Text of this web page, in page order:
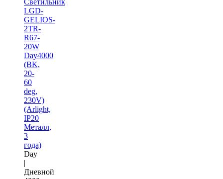
LGD-
GELIOS-
2TR-
R67-
20W
Day4000
(BK,
20-
60
deg,
230V)
(Arlight,
IP20
Металл,
3
года)
Day
|
Дневной